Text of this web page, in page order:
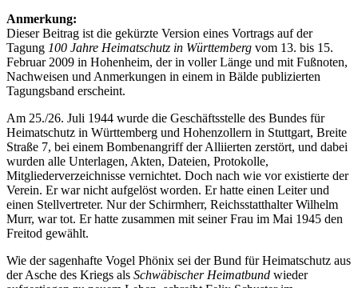
Anmerkung:
Dieser Beitrag ist die gekürzte Version eines Vortrags auf der
Tagung 100 Jahre Heimatschutz in Württemberg vom 13. bis 15.
Februar 2009 in Hohenheim, der in voller Länge und mit Fußnoten,
Nachweisen und Anmerkungen in einem in Bälde publizierten
Tagungsband erscheint.
Am 25./26. Juli 1944 wurde die Geschäftsstelle des Bundes für
Heimatschutz in Württemberg und Hohenzollern in Stuttgart, Breite
Straße 7, bei einem Bombenangriff der Alliierten zerstört, und dabei
wurden alle Unterlagen, Akten, Dateien, Protokolle,
Mitgliederverzeichnisse vernichtet. Doch nach wie vor existierte der
Verein. Er war nicht aufgelöst worden. Er hatte einen Leiter und
einen Stellvertreter. Nur der Schirmherr, Reichsstatthalter Wilhelm
Murr, war tot. Er hatte zusammen mit seiner Frau im Mai 1945 den
Freitod gewählt.
Wie der sagenhafte Vogel Phönix sei der Bund für Heimatschutz aus
der Asche des Kriegs als Schwäbischer Heimatbund wieder